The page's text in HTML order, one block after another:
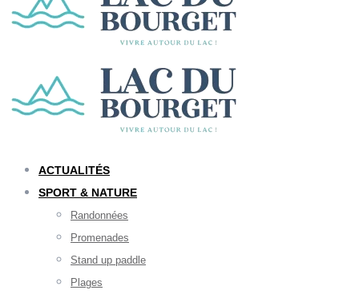
ACTUALITÉS
SPORT & NATURE
Randonnées
Promenades
Stand up paddle
Plages